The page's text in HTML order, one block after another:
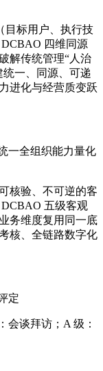
目标用户、执行技
四维同源
解传统管理“人治
一、同源、可递
进化与经营质变跃
一全组织能力量化
核验、不可逆的客
五级客观
务维度复用同一底
核、全链路数字化
定
会谈拜访；A 级：